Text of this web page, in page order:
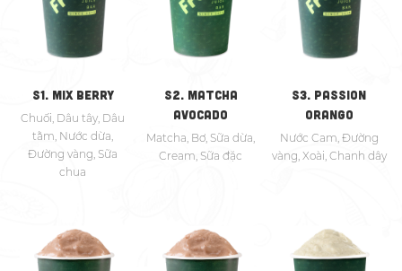
S1. MIX BERRY
Chuối, Dâu tây, Dâu
tằm, Nước dừa,
Đường vàng, Sữa
chua
S2. MATCHA
AVOCADO
Matcha, Bơ, Sữa dừa,
Cream, Sữa đặc
S3. PASSION
ORANGO
Nước Cam, Đường
vàng, Xoài, Chanh dây